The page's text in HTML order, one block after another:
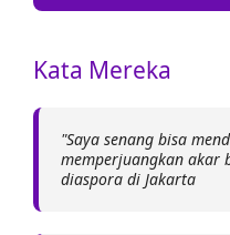
Kata Mereka
"Saya senang bisa
memperjuangkan akar
diaspora di Jakarta